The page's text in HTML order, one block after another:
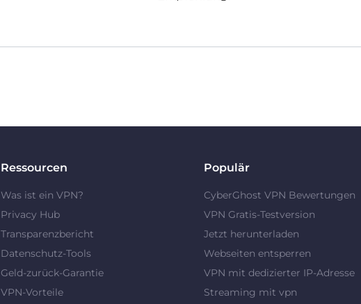
Ressourcen
Was ist ein VPN?
Privacy Hub
Transparenzbericht
Datenschutz-Tools
Geld-zurück-Garantie
VPN-Vorteile
Populär
CyberGhost VPN Bewertungen
VPN Gratis-Testversion
Jetzt herunterladen
Webseiten entsperren
VPN mit dedizierter IP-Adresse
Streaming mit vpn